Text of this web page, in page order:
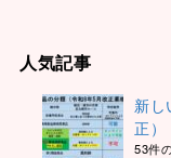
人気記事
新
正）
53件